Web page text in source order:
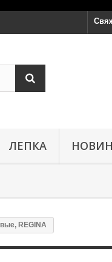
ЛЕПКА
REGINA